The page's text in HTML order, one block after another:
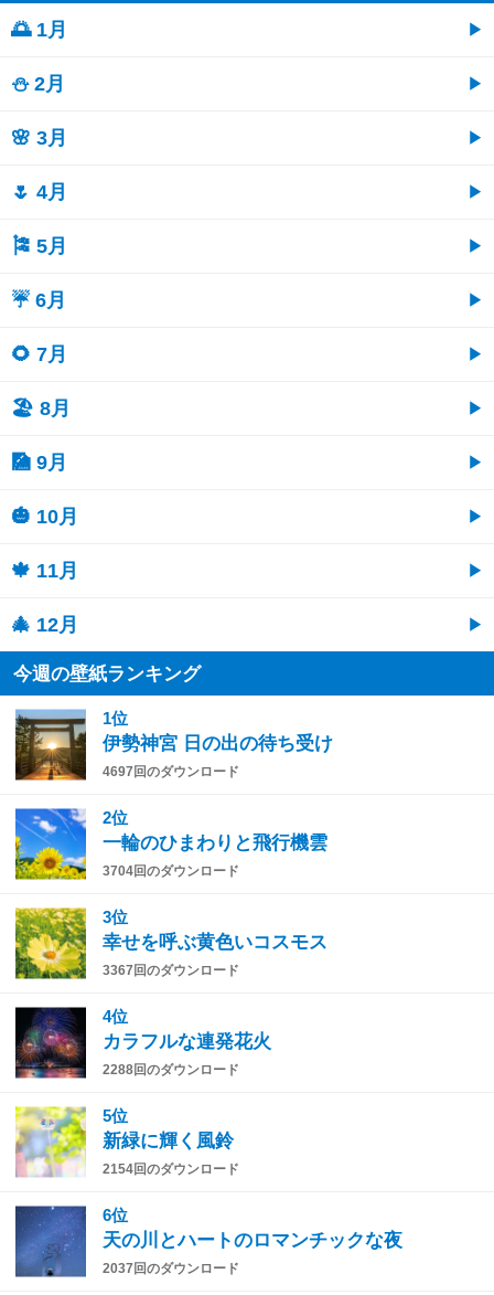
🌅 1月
⛄ 2月
🌸 3月
🌷 4月
🎏 5月
☔ 6月
🌻 7月
🏖 8月
🎑 9月
🎃 10月
🍁 11月
🎄 12月
今週の壁紙ランキング
1位
伊勢神宮 日の出の待ち受け
4697回のダウンロード
2位
一輪のひまわりと飛行機雲
3704回のダウンロード
3位
幸せを呼ぶ黄色いコスモス
3367回のダウンロード
4位
カラフルな連発花火
2288回のダウンロード
5位
新緑に輝く風鈴
2154回のダウンロード
6位
天の川とハートのロマンチックな夜
2037回のダウンロード